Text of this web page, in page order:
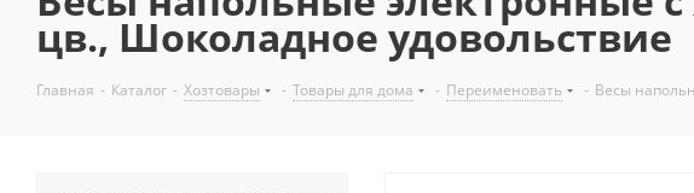
цв., Шоколадное удовольствие
Главная - Каталог - Хозтовары - Товары для дома - Переименовать - Весы